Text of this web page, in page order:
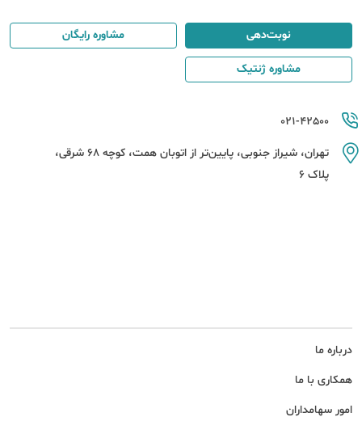
درباره ما
همکاری با ما
امور سهامداران
021-42500
تهران، شیراز جنوبی، پایین‌تر از اتوبان همت، کوچه 68 شرقی،
پلاک 6
نوبت‌دهی مشاوره رایگان
مشاوره ژنتیک